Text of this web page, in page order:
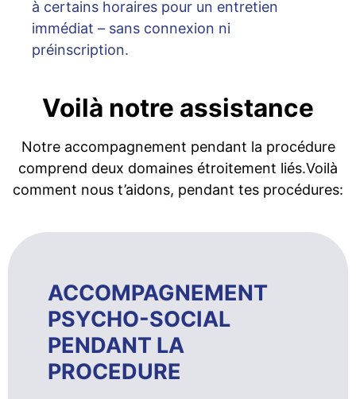
à certains horaires pour un entretien
immédiat – sans connexion ni
préinscription.
Voilà notre assistance
Notre accompagnement pendant la procédure
comprend deux domaines étroitement liés.Voilà
comment nous t’aidons, pendant tes procédures:
ACCOMPAGNEMENT
PSYCHO-SOCIAL
PENDANT LA
PROCEDURE